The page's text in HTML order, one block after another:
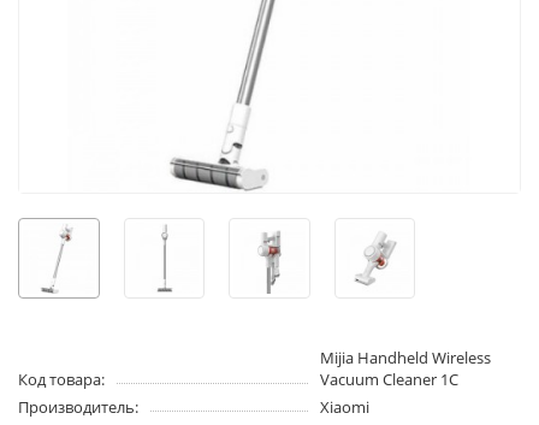
Код товара:
Mijia Handheld Wireless
Vacuum Cleaner 1С
Производитель:
Xiaomi